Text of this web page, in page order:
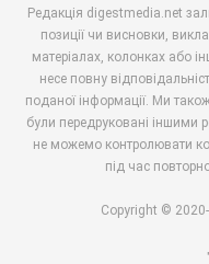
Редакція digestmedia.net
позиції чи висновки,
матеріалах, колонках або
несе повну
поданої інформації. Ми
були передруковані іншими
не можемо контролювати
під час
Copyright ©